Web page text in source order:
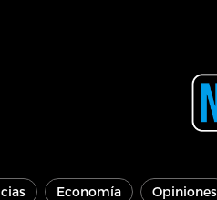
Economía Opiniones